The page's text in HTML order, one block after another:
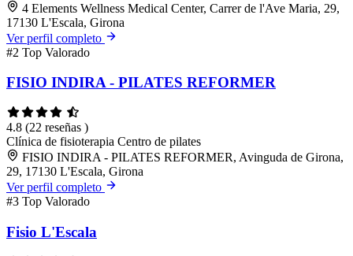
4 Elements Wellness Medical Center, Carrer de l'Ave Maria, 29,
17130 L'Escala, Girona
Ver perfil completo
#2 Top Valorado
FISIO INDIRA - PILATES REFORMER
4.8 (22 reseñas )
Clínica de fisioterapia Centro de pilates
FISIO INDIRA - PILATES REFORMER, Avinguda de Girona,
29, 17130 L'Escala, Girona
Ver perfil completo
#3 Top Valorado
Fisio L'Escala